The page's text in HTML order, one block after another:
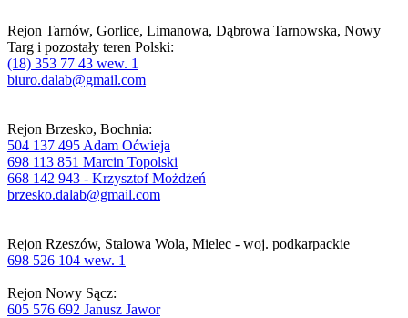
Rejon Tarnów, Gorlice, Limanowa, Dąbrowa Tarnowska, Nowy
Targ i pozostały teren Polski:
(18) 353 77 43 wew. 1
biuro.dalab@gmail.com
Rejon Brzesko, Bochnia:
504 137 495 Adam Oćwieja
698 113 851 Marcin Topolski
668 142 943 - Krzysztof Możdżeń
brzesko.dalab@gmail.com
Rejon Rzeszów, Stalowa Wola, Mielec - woj. podkarpackie
698 526 104 wew. 1
Rejon Nowy Sącz:
605 576 692 Janusz Jawor